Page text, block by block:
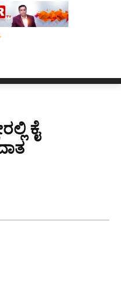
ಪ್ರವಾಹ ಸಂತ್ರಸ್ತರಿಗೆ
ಕೈ